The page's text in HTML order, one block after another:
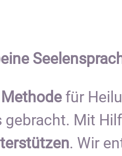
für
gebracht. Mit
. Wir